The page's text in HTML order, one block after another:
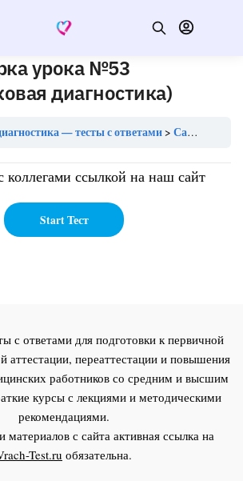
урока №53
диагностика)
— тесты с ответами Самопроверка урока №53 (ультразвуковая диагностика)
коллегами ссылкой на наш сайт
с ответами для подготовки к первичной
аттестации, переаттестации и повышения
работников со средним и высшим
курсы с лекциями и методическими
рекомендациями.
с сайта активная ссылка на
Test.ru обязательна.